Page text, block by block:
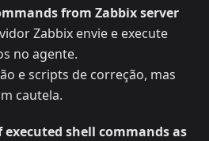
from Zabbix server
Zabbix envie e execute
no agente.
e scripts de correção, mas
cautela.
executed shell commands as